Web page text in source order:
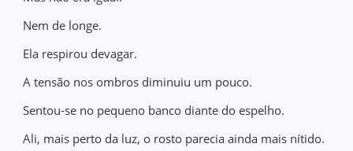
Nem de longe.
Ela respirou devagar.
A tensão nos ombros diminuiu um pouco.
Sentou-se no pequeno banco diante do espelho.
Ali, mais perto da luz, o rosto parecia ainda mais nítido.